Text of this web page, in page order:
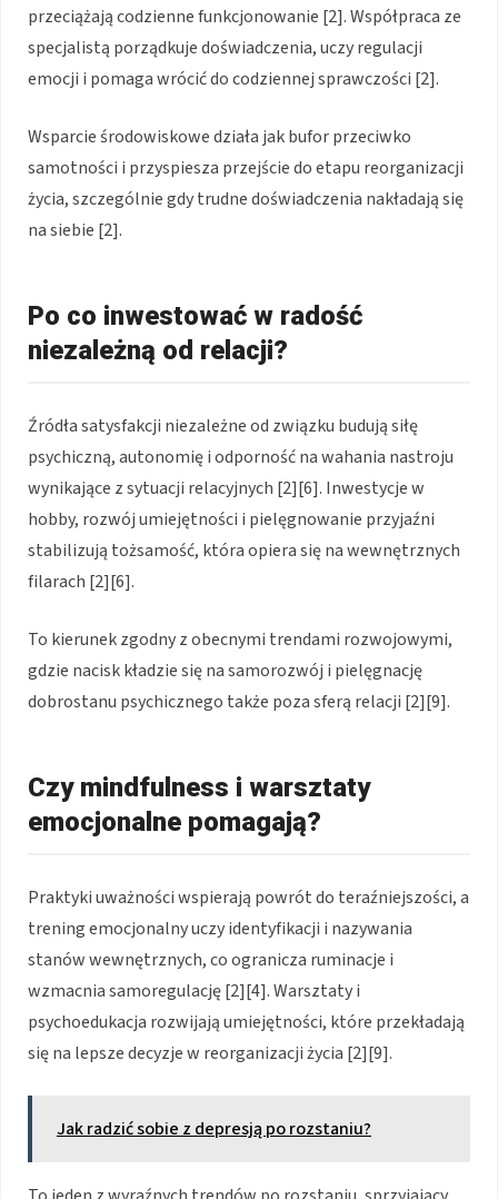
przeciążają codzienne funkcjonowanie [2]. Współpraca ze
specjalistą porządkuje doświadczenia, uczy regulacji
emocji i pomaga wrócić do codziennej sprawczości [2].
Wsparcie środowiskowe działa jak bufor przeciwko
samotności i przyspiesza przejście do etapu reorganizacji
życia, szczególnie gdy trudne doświadczenia nakładają się
na siebie [2].
Po co inwestować w radość
niezależną od relacji?
Źródła satysfakcji niezależne od związku budują siłę
psychiczną, autonomię i odporność na wahania nastroju
wynikające z sytuacji relacyjnych [2][6]. Inwestycje w
hobby, rozwój umiejętności i pielęgnowanie przyjaźni
stabilizują tożsamość, która opiera się na wewnętrznych
filarach [2][6].
To kierunek zgodny z obecnymi trendami rozwojowymi,
gdzie nacisk kładzie się na samorozwój i pielęgnację
dobrostanu psychicznego także poza sferą relacji [2][9].
Czy mindfulness i warsztaty
emocjonalne pomagają?
Praktyki uważności wspierają powrót do teraźniejszości, a
trening emocjonalny uczy identyfikacji i nazywania
stanów wewnętrznych, co ogranicza ruminacje i
wzmacnia samoregulację [2][4]. Warsztaty i
psychoedukacja rozwijają umiejętności, które przekładają
się na lepsze decyzje w reorganizacji życia [2][9].
Jak radzić sobie z depresją po rozstaniu?